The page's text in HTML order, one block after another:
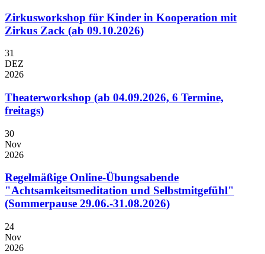
Zirkusworkshop für Kinder in Kooperation mit
Zirkus Zack (ab 09.10.2026)
31
DEZ
2026
Theaterworkshop (ab 04.09.2026, 6 Termine,
freitags)
30
Nov
2026
Regelmäßige Online-Übungsabende
"Achtsamkeitsmeditation und Selbstmitgefühl"
(Sommerpause 29.06.-31.08.2026)
24
Nov
2026